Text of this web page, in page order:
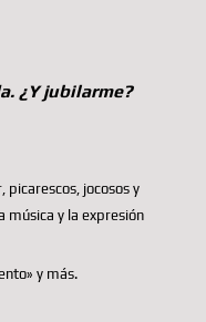
¿Y jubilarme?
picarescos, jocosos y
música y la expresión
y más.